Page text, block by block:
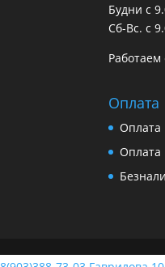
Будни с
Сб-Вс. с
Оплата
Оплата